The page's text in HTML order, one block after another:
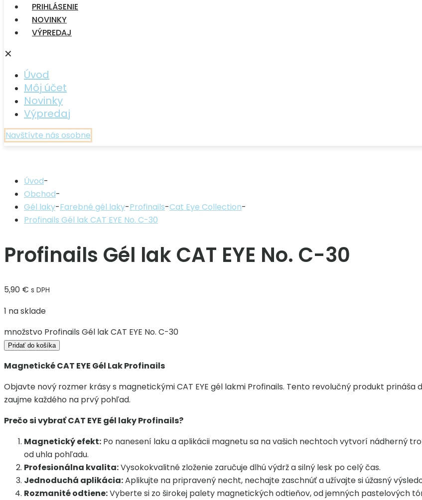
PRIHLÁSENIE
NOVINKY
VÝPREDAJ
✕
Úvod
Môj účet
Novinky
Výpredaj
Navštívte nás osobne
Úvod-
Obchod-
Gél laky-Farebné gél laky-Profinails-Cat Eye Collection-
Profinails Gél lak CAT EYE No. C-30
Profinails Gél lak CAT EYE No. C-30
5,90 € s DPH
1 na sklade
množstvo Profinails Gél lak CAT EYE No. C-30
Pridať do košíka
Magnetické CAT EYE Gél Lak Profinails
Objavte nový rozmer krásy s magnetickými CAT EYE gél lakmi Profinails. Tento revolučný produkt
zaujme každého na prvý pohľad.
Prečo si vybrať CAT EYE gél laky Profinails?
Magnetický efekt: Po nanesení laku a aplikácii magnetu sa na vašich nechtoch vytvorí nádherný
od uhla pohľadu.
Profesionálna kvalita:Vysokokvalitné zloženie zaručuje dlhú výdrž a silný lesk po celý čas.
Jednoduchá aplikácia:Aplikujte na pripravený necht, nechajte zaschnúť a užívajte si úžasný
Rozmanité odtiene:Vyberte si zo širokej palety magnetických odtieňov, od jemných pastelových